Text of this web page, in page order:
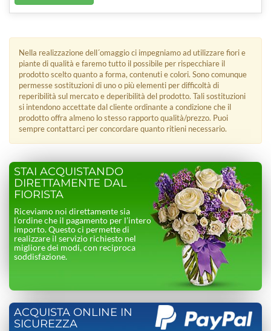
Nella realizzazione dell´omaggio ci impegniamo ad utilizzare fiori e
piante di qualità e faremo tutto il possibile per rispecchiare il
prodotto scelto quanto a forma, contenuti e colori. Sono comunque
permesse sostituzioni di uno o più elementi per difficoltà di
reperibilità sul mercato e deperibilità del prodotto. Tali sostituzioni
si intendono accettate dal cliente ordinante a condizione che il
prodotto offra almeno lo stesso rapporto qualità/prezzo. Puoi
sempre contattarci per concordare quanto ritieni necessario.
STAI ACQUISTANDO
DIRETTAMENTE DAL
FIORISTA
Riceviamo noi direttamente sia
l’ordine che il pagamento per l’intero
importo. Questo ci permette di
realizzare il servizio richiesto nel
migliore dei modi, con reciproca
soddisfazione.
ACQUISTA ONLINE IN
SICUREZZA